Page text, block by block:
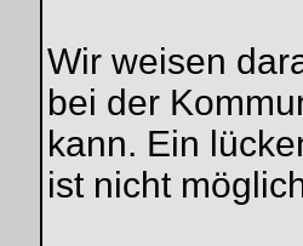
Wir weisen
bei der
kann. Ein
ist nicht